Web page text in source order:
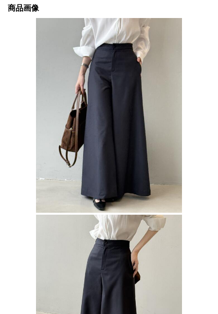
商品画像